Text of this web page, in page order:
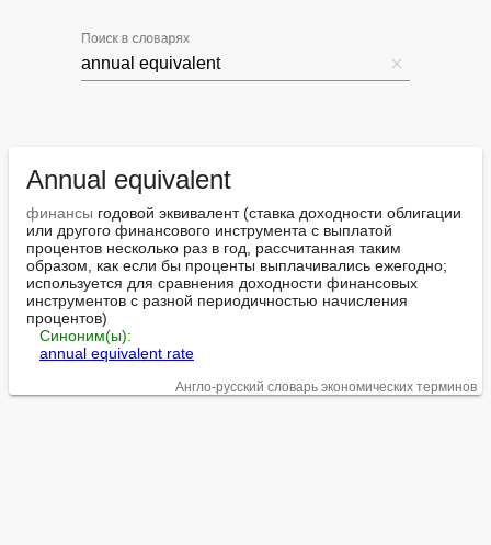
Поиск в словарях
Annual equivalent
финансы годовой эквивалент (ставка доходности облигации
или другого финансового инструмента с выплатой
процентов несколько раз в год, рассчитанная таким
образом, как если бы проценты выплачивались ежегодно;
используется для сравнения доходности финансовых
инструментов с разной периодичностью начисления
процентов)
Синоним(ы):
annual equivalent rate
Англо-русский словарь экономических терминов